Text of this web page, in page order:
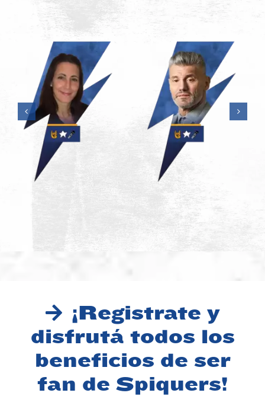
Balmaceda
EXPERIENCE
¡Registrate y
disfrutá todos los
beneficios de ser
fan de Spiquers!